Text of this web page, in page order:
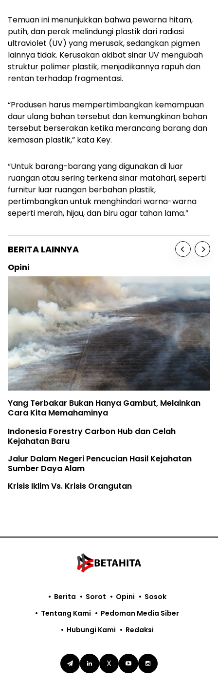
Temuan ini menunjukkan bahwa pewarna hitam,
putih, dan perak melindungi plastik dari radiasi
ultraviolet (UV) yang merusak, sedangkan pigmen
lainnya tidak. Kerusakan akibat sinar UV mengubah
struktur polimer plastik, menjadikannya rapuh dan
rentan terhadap fragmentasi.
“Produsen harus mempertimbangkan kemampuan
daur ulang bahan tersebut dan kemungkinan bahan
tersebut berserakan ketika merancang barang dan
kemasan plastik,” kata Key.
“Untuk barang-barang yang digunakan di luar
ruangan atau sering terkena sinar matahari, seperti
furnitur luar ruangan berbahan plastik,
pertimbangkan untuk menghindari warna-warna
seperti merah, hijau, dan biru agar tahan lama.”
BERITA LAINNYA
Opini
Yang Terbakar Bukan Hanya Gambut, Melainkan
Cara Kita Memahaminya
Indonesia Forestry Carbon Hub dan Celah
Kejahatan Baru
Jalur Dalam Negeri Pencucian Hasil Kejahatan
Sumber Daya Alam
Krisis Iklim Vs. Krisis Orangutan
X
Berita Sorot Opini
Sosok
Tentang Kami
Pedoman Media Siber
Hubungi Kami
Redaksi